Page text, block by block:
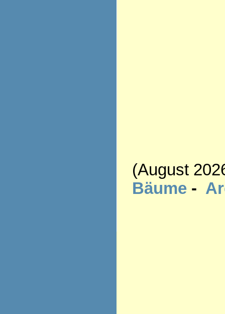
(August
Bäume - A